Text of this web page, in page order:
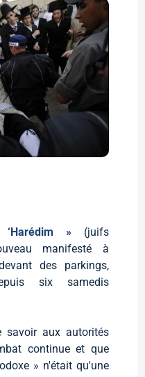
» (juifs
manifesté à
des parkings,
six samedis
savoir aux autorités
continue et que
» n'était qu'une